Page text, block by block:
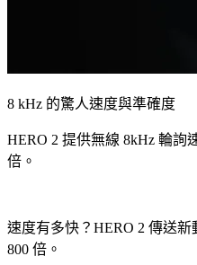
8 kHz 的驚人速度與準確度
HERO 2 提供無線 8kHz 輪詢
倍。
速度有多快？HERO 2 傳送
800 倍。